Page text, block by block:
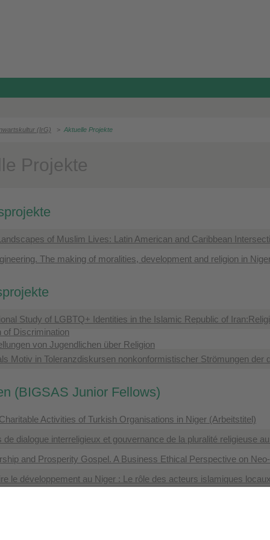
(IrG) > Aktuelle Projekte
Projekte
of Muslim Lives: Latin American and Caribbean
The making of moralities, development and religion in
Study of LGBTQ+ Identities in the Islamic Republic of
of Discrimination
von Jugendlichen über Religion
Motiv in Toleranzdiskursen nonkonformistischer Strömungen der
(BIGSAS Junior Fellows)
Activities of Turkish Organisations in Niger (Arbeitstitel)
de dialogue interreligieux et gouvernance de la pluralité religieuse
and Prosperity Gospel. A Business Ethical Perspective on
le développement au Niger : Le rôle des acteurs islamiques